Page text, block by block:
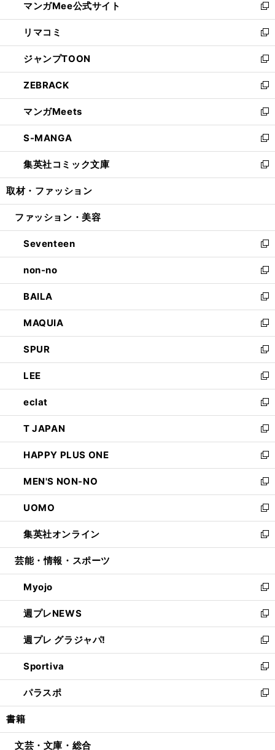
く
ド
ウ
で
開
く
ィ
ン
ド
ウ
で
開
く
い
ウ
ィ
ン
ド
ウ
で
開
く
マンガMee公式サイト
新
し
い
ウ
ィ
ン
ド
ウ
で
開
く
リマコミ
新
し
い
ウ
ィ
ン
ド
ウ
で
開
く
ジャンプTOON
新
し
い
ウ
ィ
ン
ド
ウ
で
開
ZEBRACK
新
し
い
ウ
ィ
ン
ド
ウ
開
マンガMeets
新
し
い
ウ
ィ
ン
ウ
開
く
S-MANGA
新
し
い
ウ
ン
ウ
で
開
く
集英社コミック文庫
新
し
ウ
ン
ド
ウ
で
開
く
取材・ファッション
ファッション・美容
Seventeen
新
し
い
ウ
ィ
ン
ド
ウ
で
開
く
non-no
新
し
い
ウ
ィ
ン
ド
ウ
で
開
く
BAILA
新
し
い
ウ
ィ
ン
ド
ウ
で
開
く
MAQUIA
新
し
い
ウ
ィ
ン
ド
ウ
で
開
く
SPUR
新
し
い
ウ
ィ
ン
ド
ウ
で
開
く
LEE
新
し
い
ウ
ィ
ン
ド
ウ
で
開
く
eclat
新
し
い
ウ
ィ
ン
ド
ウ
で
開
く
T JAPAN
新
し
い
ウ
ィ
ン
ド
ウ
で
開
HAPPY PLUS ONE
新
し
い
ウ
ィ
ン
ド
ウ
開
く
MEN'S NON-NO
新
し
い
ウ
ィ
ン
ウ
で
開
く
UOMO
新
し
い
ウ
ン
ド
ウ
で
開
く
集英社オンライン
新
し
ウ
ィ
ン
ド
ウ
で
開
く
芸能・情報・スポーツ
Myojo
新
し
い
ウ
ィ
ン
ド
ウ
で
開
週プレNEWS
新
し
い
ウ
ィ
ン
ド
ウ
開
週プレ グラジャパ!
新
し
い
ウ
ィ
ン
ウ
Sportiva
新
し
い
ウ
ン
パラスポ
新
し
ウ
書籍
文芸・文庫・総合